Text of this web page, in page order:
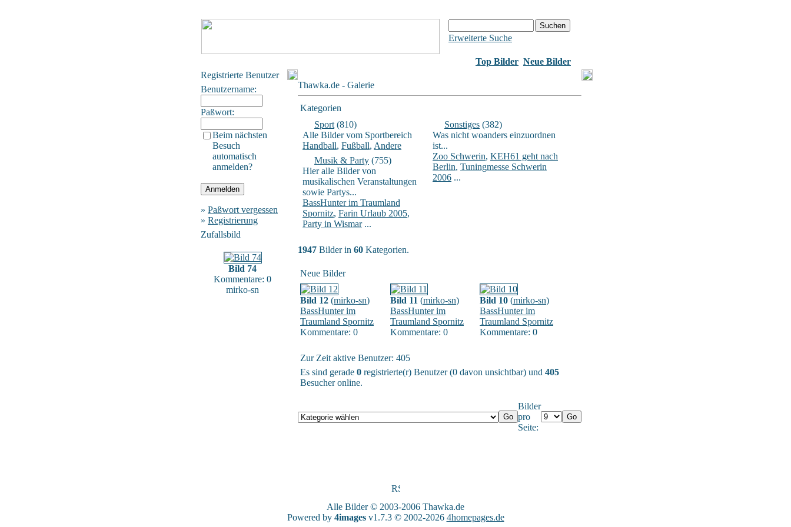
Erweiterte Suche
Top Bilder Neue Bilder
Registrierte Benutzer
Benutzername:
Paßwort:
Beim nächsten
Besuch
automatisch
anmelden?
» Paßwort vergessen
» Registrierung
Zufallsbild
Bild 74
Kommentare: 0
mirko-sn
Thawka.de - Galerie
Kategorien
Sport (810)
Alle Bilder vom Sportbereich
Handball, Fußball, Andere
Musik & Party (755)
Hier alle Bilder von
musikalischen Veranstaltungen
sowie Partys...
BassHunter im Traumland
Spornitz, Farin Urlaub 2005,
Party in Wismar...
Sonstiges (382)
Was nicht woanders einzuordnen
ist...
Zoo Schwerin, KEH61 geht nach
Berlin, Tuningmesse Schwerin
2006 ...
1947 Bilder in 60 Kategorien.
Neue Bilder
Bild 12 (mirko-sn)
BassHunter im
Traumland Spornitz
Kommentare: 0
Bild 11 (mirko-sn)
BassHunter im
Traumland Spornitz
Kommentare: 0
Bild 10 (mirko-sn)
BassHunter im
Traumland Spornitz
Kommentare: 0
Zur Zeit aktive Benutzer: 405
Es sind gerade 0 registrierte(r) Benutzer (0 davon unsichtbar) und 405
Besucher online.
Bilder
pro
Seite:
Alle Bilder © 2003-2006 Thawka.de
Powered by 4imagesv1.7.3 © 2002-2026 4homepages.de